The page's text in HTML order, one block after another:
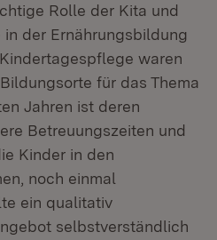
Rolle der Kita und
der Ernährungsbildung
waren
für das Thema
Jahren ist deren
Betreuungszeiten und
Kinder in den
noch einmal
ein qualitativ
selbstverständlich